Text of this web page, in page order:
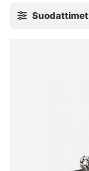
Suodattimet